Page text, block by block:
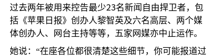
过去两年被用来控告最少23名新闻自由捍卫者，包
括《苹果日报》创办人黎智英及六名高层、两个媒
体创办人、网台主持等等，五家网媒亦中止运作。
她说：“在座各位都很清楚这些细节，你可能报道过